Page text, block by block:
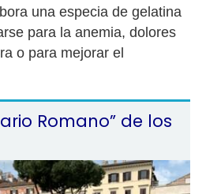
una especia de gelatina
para la anemia, dolores
o para mejorar el
Romano” de los